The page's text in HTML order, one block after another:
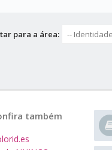
para a área:
também